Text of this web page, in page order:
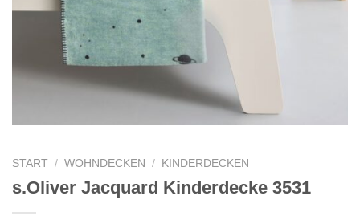
START / WOHNDECKEN / KINDERDECKEN
s.Oliver Jacquard Kinderdecke 3531